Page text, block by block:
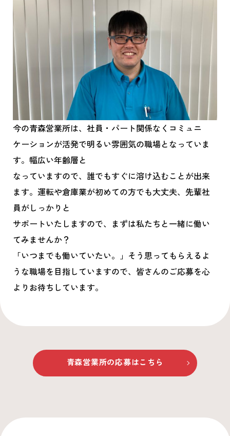
今の青森営業所は、社員・パート関係なくコミュニ
ケーションが活発で明るい雰囲気の職場となっていま
す。幅広い年齢層と
なっていますので、誰でもすぐに溶け込むことが出来
ます。運転や倉庫業が初めての方でも大丈夫、先輩社
員がしっかりと
サポートいたしますので、まずは私たちと一緒に働い
てみませんか？
「いつまでも働いていたい。」そう思ってもらえるよ
うな職場を目指していますので、皆さんのご応募を心
よりお待ちしています。
青森営業所の応募はこちら